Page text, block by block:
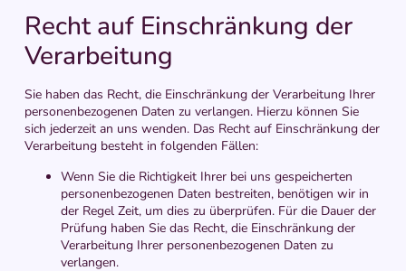
Recht auf Einschränkung der
Verarbeitung
Sie haben das Recht, die Einschränkung der Verarbeitung Ihrer
personenbezogenen Daten zu verlangen. Hierzu können Sie
sich jederzeit an uns wenden. Das Recht auf Einschränkung der
Verarbeitung besteht in folgenden Fällen:
Wenn Sie die Richtigkeit Ihrer bei uns gespeicherten
personenbezogenen Daten bestreiten, benötigen wir in
der Regel Zeit, um dies zu überprüfen. Für die Dauer der
Prüfung haben Sie das Recht, die Einschränkung der
Verarbeitung Ihrer personenbezogenen Daten zu
verlangen.